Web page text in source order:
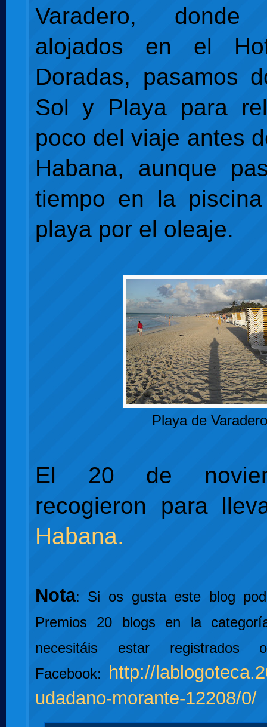
Varadero, donde
alojados en el
Doradas, pasamos
Sol y Playa para
poco del viaje antes
Habana, aunque
tiempo en la
playa por el oleaje.
Playa de Varadero
El 20 de
recogieron para
Habana.
Nota: Si os gusta este blog
Premios 20 blogs en la
necesitáis estar registrados
Facebook:
http://
udadano-morante-12208/0/